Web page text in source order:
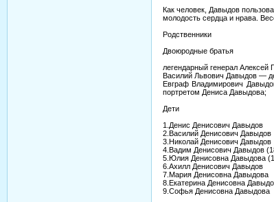
Как человек, Давыдов
молодость сердца и нрава.
Родственники
Двоюродные братья
легендарный генерал
Василий Львович Давыдов —
Евграф Владимирович
портретом Дениса Давыдова;
Дети
1.Денис Денисович Давыдов
2.Василий Денисович Давыдов
3.Николай Денисович Давыдов
4.Вадим Денисович Давыдов
5.Юлия Денисовна Давыдова
6.Ахилл Денисович Давыдов
7.Мария Денисовна Давыдова
8.Екатерина Денисовна
9.Софья Денисовна Давыдова